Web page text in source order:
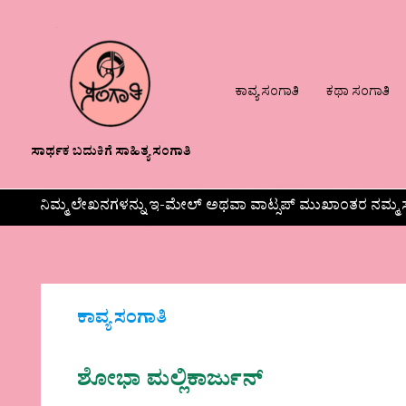
ಸಾರ್ಥಕ ಬದುಕಿಗೆ ಸಾಹಿತ್ಯ ಸಂಗಾತಿ
ಕಾವ್ಯ ಸಂಗಾತಿ ಕಥಾ ಸಂಗಾತಿ
ನಿಮ್ಮ ಲೇಖನಗಳನ್ನು ಇ-ಮೇಲ್ ಅಥವಾ ವಾಟ್ಸಪ್ ಮುಖಾಂತರ
ಕಾವ್ಯ ಸಂಗಾತಿ
ಶೋಭಾ ಮಲ್ಲಿಕಾರ್ಜುನ್